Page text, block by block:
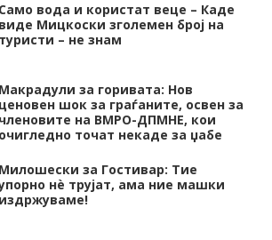
Само вода и користат веце – Каде
виде Мицкоски зголемен број на
туристи – не знам
Макрадули за горивата: Нов
ценовен шок за граѓаните, освен за
членовите на ВМРО-ДПМНЕ, кои
очигледно точат некаде за џабе
Милошески за Гостивар: Тие
нѐ трујат, ама ние машки
издржуваме!